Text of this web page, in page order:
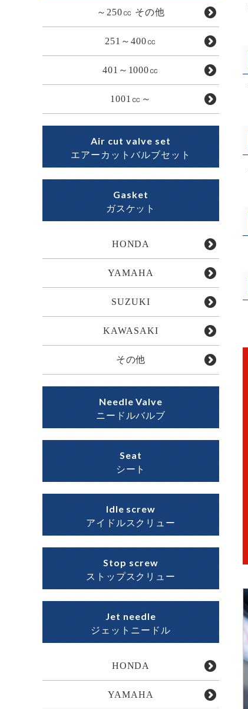
～250㏄ その他
251～400㏄
401～1000㏄
1001㏄～
Air cut valve set
エアーカットバルブセット
Gasket
ガスケット
HONDA
YAMAHA
SUZUKI
KAWASAKI
その他
Needle Valve
ニードルバルブ
Seat
シート
Idle screw
アイドルスクリュー
Stop screw
ストップスクリュー
Jet needle
ジェットニードル
HONDA
YAMAHA